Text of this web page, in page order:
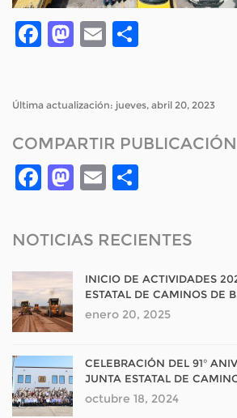
Facebook
Mastodon
Email
Última actualización: jueves, abril 20, 2023
COMPARTIR PUBLICACIÓN
Facebook
Mastodon
Email
NOTICIAS RECIENTES
INICIO DE ACTIVIDADES
ESTATAL DE CAMINOS DE
enero 20, 2025
CELEBRACIÓN DEL 91°
JUNTA ESTATAL DE
octubre 18, 2024